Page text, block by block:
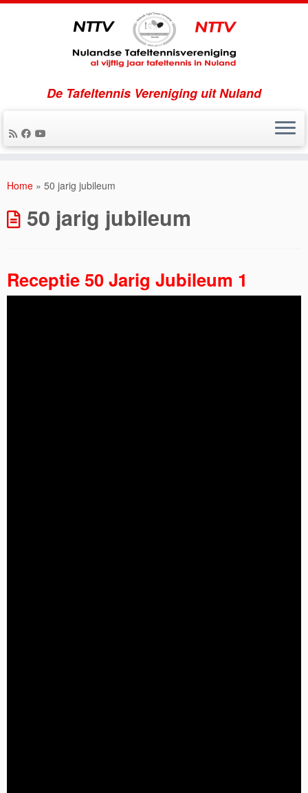
naar
De Tafeltennis Vereniging uit Nuland
Home » 50 jarig jubileum
50 jarig jubileum
Receptie 50 Jarig Jubileum 1